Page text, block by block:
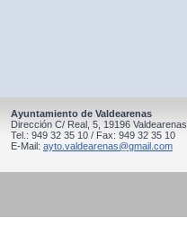
Ayuntamiento de Valdearenas
Dirección C/ Real, 5, 19196 Valdearenas
Tel.: 949 32 35 10 / Fax: 949 32 35 10
E-Mail: ayto.valdearenas@gmail.com